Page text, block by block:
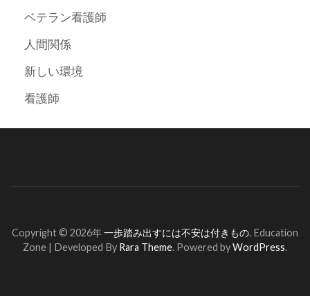
ベテラン看護師
人間関係
新しい環境
看護師
Copyright © 2026年一歩踏み出すには不安は付きもの. Education
Zone | Developed By Rara Theme. Powered byWordPress.